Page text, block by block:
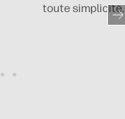
toute simplicité.